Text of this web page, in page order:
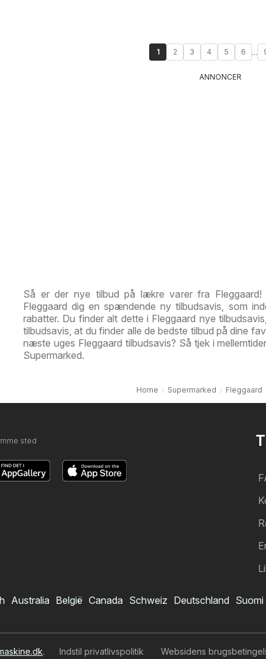
Fleggaard
1 2 3 4 5 6 ...
ANNONCER
Så er der nye tilbud på lækre varer fra
Fleggaard dig en spændende ny tilbudsavis, som
rabatter. Du finder alt dette i Fleggaard nye
tilbudsavis, at du finder alle de bedste tilbud på dine
næste uges Fleggaard tilbudsavis? Så tjek i
Supermarked.
Home Supermarked Fleggaard
sted
Australia België Canada Schweiz Deutschland Suomi
. Indstil privatlivspolitik Websidens